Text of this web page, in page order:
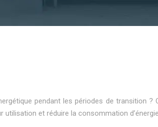
pendant les périodes de transition ?
et réduire la consommation